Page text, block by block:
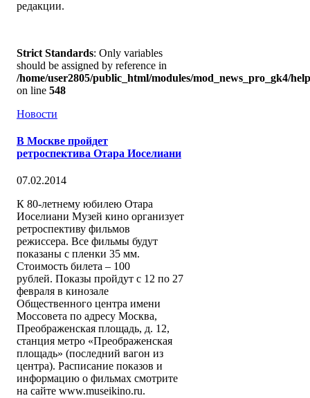
редакции.
Strict Standards: Only variables
should be assigned by reference in
/home/user2805/public_html/modules/mod_news_pro_gk4/
on line 548
Новости
В Москве пройдет
ретроспектива Отара Иоселиани
07.02.2014
К 80-летнему юбилею Отара
Иоселиани Музей кино организует
ретроспективу фильмов
режиссера. Все фильмы будут
показаны с пленки 35 мм.
Стоимость билета – 100
рублей. Показы пройдут с 12 по 27
февраля в кинозале
Общественного центра имени
Моссовета по адресу Москва,
Преображенская площадь, д. 12,
станция метро «Преображенская
площадь» (последний вагон из
центра). Расписание показов и
информацию о фильмах смотрите
на сайте www.museikino.ru.